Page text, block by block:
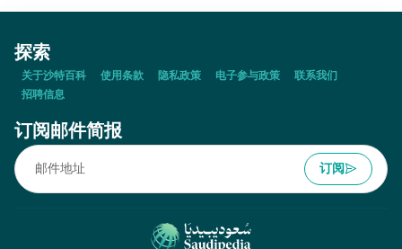
探索
关于沙特百科 使用条款 隐私政策 电子参与政策
联系我们
招聘信息
订阅邮件简报
订阅